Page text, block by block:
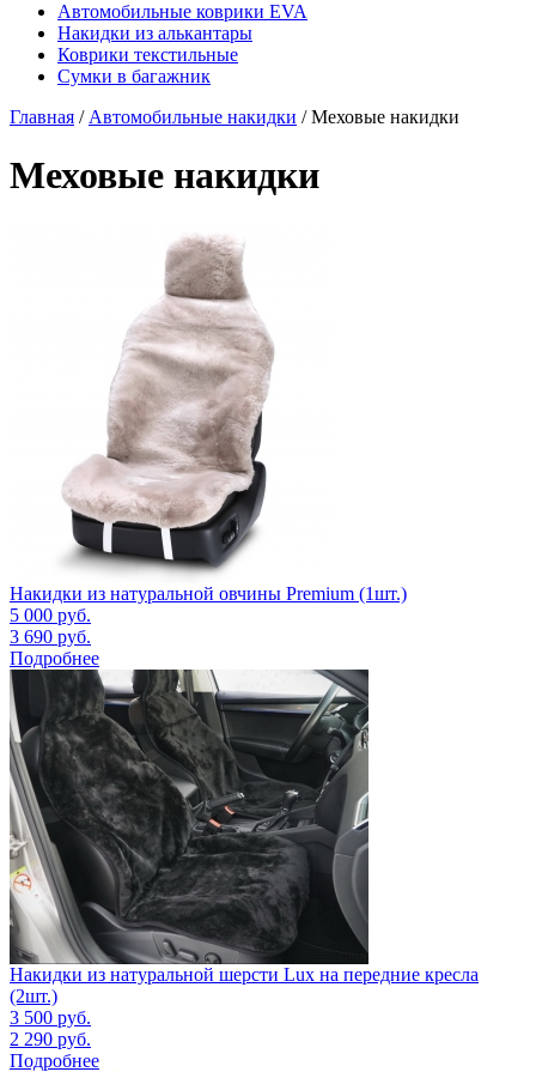
Автомобильные коврики EVA
Накидки из алькантары
Коврики текстильные
Сумки в багажник
Главная / Автомобильные накидки / Меховые накидки
Меховые накидки
Накидки из натуральной овчины Premium (1шт.)
5 000 руб.
3 690 руб.
Подробнее
Накидки из натуральной шерсти Lux на передние кресла
(2шт.)
3 500 руб.
2 290 руб.
Подробнее